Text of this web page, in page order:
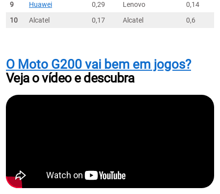
9
Huawei 0,29 Lenovo
0,14
10
Alcatel 0,17 Alcatel 0,6
O Moto G200 vai bem em jogos?
Veja o vídeo e descubra